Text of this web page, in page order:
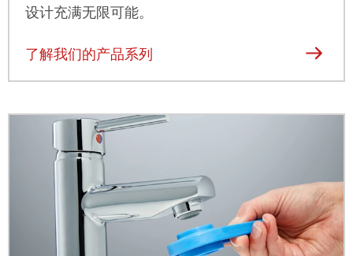
设计充满无限可能。
了解我们的产品系列